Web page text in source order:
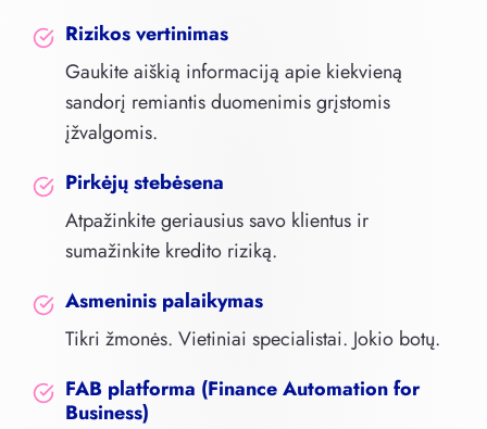
Rizikos vertinimas
Gaukite aiškią informaciją apie kiekvieną
sandorį remiantis duomenimis grįstomis
įžvalgomis.
Pirkėjų stebėsena
Atpažinkite geriausius savo klientus ir
sumažinkite kredito riziką.
Asmeninis palaikymas
Tikri žmonės. Vietiniai specialistai. Jokio botų.
FAB platforma (Finance Automation for
Business)